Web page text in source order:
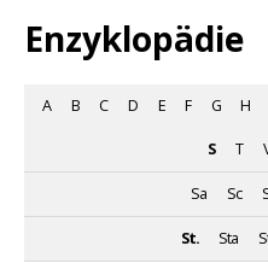
Enzyklopädie
A B C D E F G H
S T
Sa Sc
St. Sta